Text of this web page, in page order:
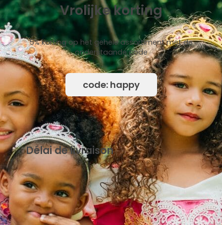
Vrolijke korting
5% korting op het gehele assortiment met de
onderstaande code
code: happy
Délai de livraison
{mb_levertijd-uitleg_uitleg_standaard_levertijd}